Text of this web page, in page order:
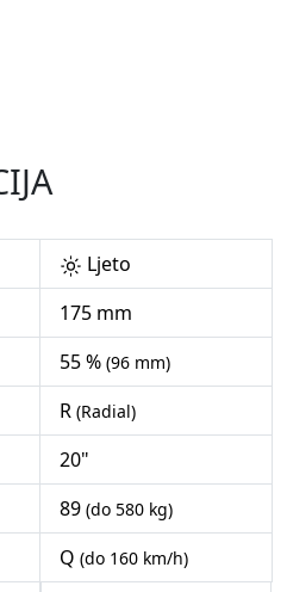
Ljeto
175 mm
55 % (96 mm)
R (Radial)
20"
89 (do 580 kg)
Q (do 160 km/h)